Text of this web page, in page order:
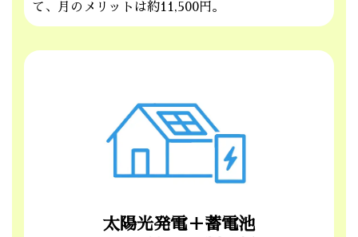
て、月のメリットは約11,500円。
太陽光発電＋蓄電池